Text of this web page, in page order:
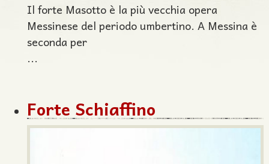
Il forte Masotto è la più vecchia opera
Messinese del periodo umbertino. A Messina è
seconda per
...
Forte Schiaffino